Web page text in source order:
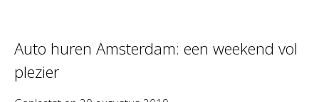
Auto huren Amsterdam: een weekend vol
plezier